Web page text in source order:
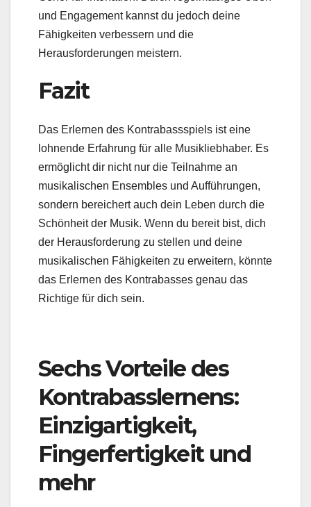
und Engagement kannst du jedoch deine
Fähigkeiten verbessern und die
Herausforderungen meistern.
Fazit
Das Erlernen des Kontrabassspiels ist eine
lohnende Erfahrung für alle Musikliebhaber. Es
ermöglicht dir nicht nur die Teilnahme an
musikalischen Ensembles und Aufführungen,
sondern bereichert auch dein Leben durch die
Schönheit der Musik. Wenn du bereit bist, dich
der Herausforderung zu stellen und deine
musikalischen Fähigkeiten zu erweitern, könnte
das Erlernen des Kontrabasses genau das
Richtige für dich sein.
Sechs Vorteile des
Kontrabasslernens:
Einzigartigkeit,
Fingerfertigkeit und
mehr